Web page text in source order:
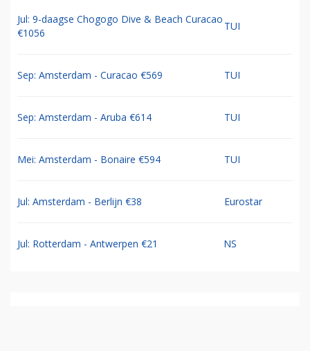
Jul: 9-daagse Chogogo Dive & Beach Curacao
€1056
TUI
Sep: Amsterdam - Curacao €569 TUI
Sep: Amsterdam - Aruba €614 TUI
Mei: Amsterdam - Bonaire €594 TUI
Jul: Amsterdam - Berlijn €38 Eurostar
Jul: Rotterdam - Antwerpen €21 NS